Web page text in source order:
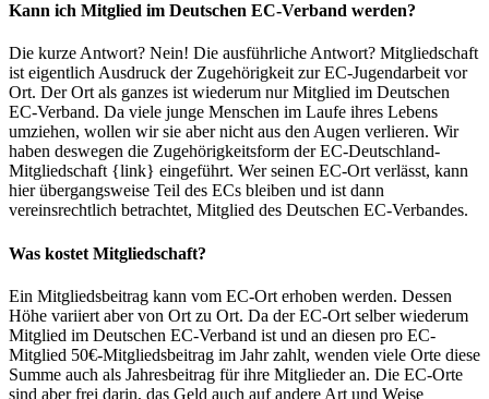
Kann ich Mitglied im Deutschen EC-Verband werden?
Die kurze Antwort? Nein! Die ausführliche Antwort? Mitgliedschaft
ist eigentlich Ausdruck der Zugehörigkeit zur EC-Jugendarbeit vor
Ort. Der Ort als ganzes ist wiederum nur Mitglied im Deutschen
EC-Verband. Da viele junge Menschen im Laufe ihres Lebens
umziehen, wollen wir sie aber nicht aus den Augen verlieren. Wir
haben deswegen die Zugehörigkeitsform der EC-Deutschland-
Mitgliedschaft {link} eingeführt. Wer seinen EC-Ort verlässt, kann
hier übergangsweise Teil des ECs bleiben und ist dann
vereinsrechtlich betrachtet, Mitglied des Deutschen EC-Verbandes.
Was kostet Mitgliedschaft?
Ein Mitgliedsbeitrag kann vom EC-Ort erhoben werden. Dessen
Höhe variiert aber von Ort zu Ort. Da der EC-Ort selber wiederum
Mitglied im Deutschen EC-Verband ist und an diesen pro EC-
Mitglied 50€-Mitgliedsbeitrag im Jahr zahlt, wenden viele Orte diese
Summe auch als Jahresbeitrag für ihre Mitglieder an. Die EC-Orte
sind aber frei darin, das Geld auch auf andere Art und Weise